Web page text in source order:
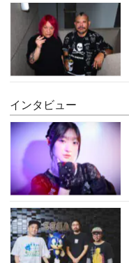
インタビュー